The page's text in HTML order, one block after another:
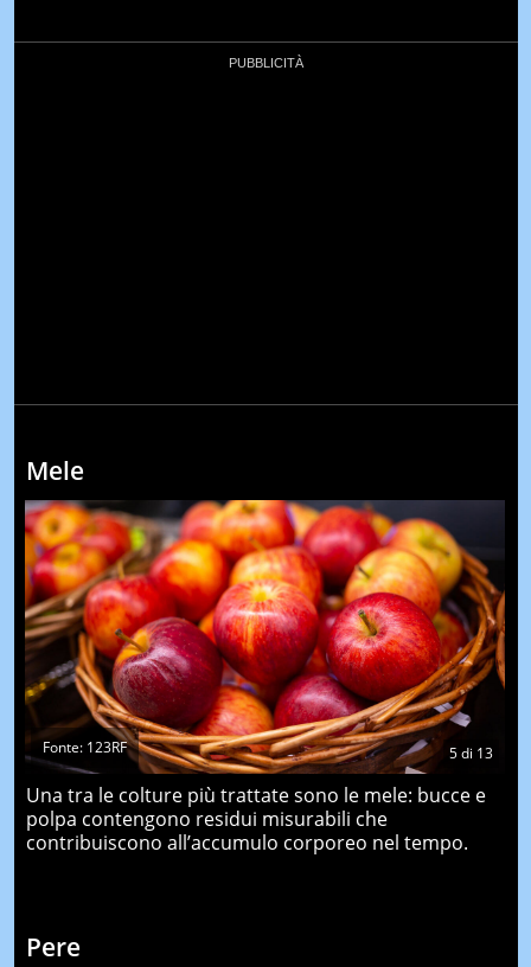
Mele
5di 13
Fonte: 123RF
Una tra le colture più trattate sono le mele: bucce e
polpa contengono residui misurabili che
contribuiscono all’accumulo corporeo nel tempo.
Pere